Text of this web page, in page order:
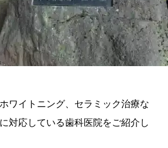
ワイトニング、セラミック治療な
対応している歯科医院をご紹介し